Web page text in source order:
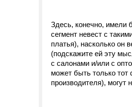
Здесь, конечно, имели
сегмент невест с
платья), насколько он
(подскажите ей эту
с салонами и/или с
может быть только тот
производителя), могут